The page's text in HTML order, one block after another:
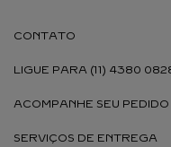
CONTATO
LIGUE PARA (11) 4380
ACOMPANHE SEU PEDIDO
SERVIÇOS DE ENTREGA